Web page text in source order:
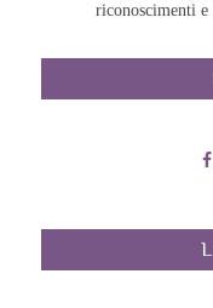
riconoscimenti